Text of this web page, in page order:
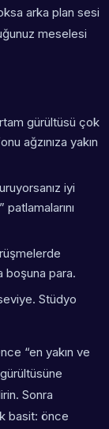
arka plan sesi
meselesi
gürültüsü çok
ağzınıza yakın
iyi
para.
Stüdyo
“en yakın ve
Sonra
basit: önce